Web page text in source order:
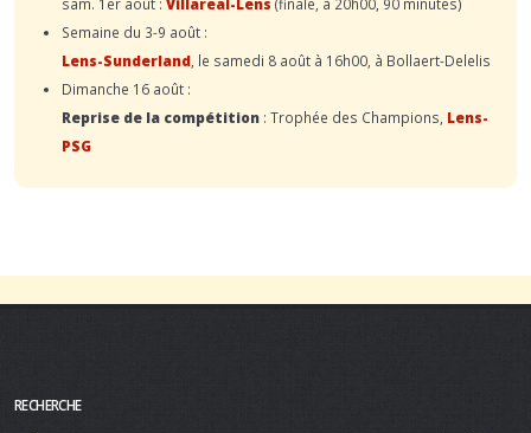
Semaine du 3-9 août :
Lens-Sunderland , le samedi 8 août à 16h00, à Bollaert-Delelis
Dimanche 16 août :
Reprise de la compétition : Trophée des Champions, Lens-
PSG
RECHERCHE